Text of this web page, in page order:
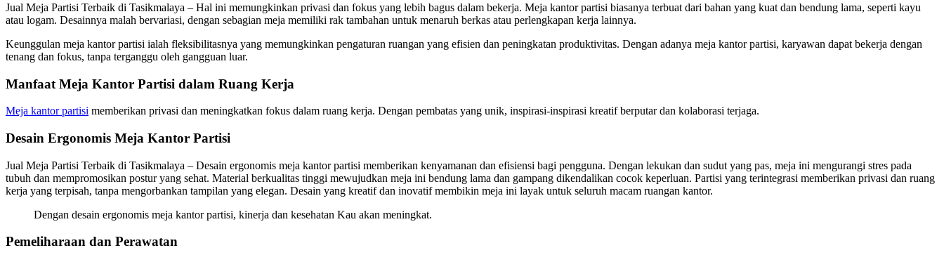
Jual Meja Partisi Terbaik di Tasikmalaya – Hal ini memungkinkan privasi dan fokus yang lebih bagus dalam bekerja. Meja kantor partisi biasanya terbuat dari bahan yang kuat dan bendung lama, seperti kayu
atau logam. Desainnya malah bervariasi, dengan sebagian meja memiliki rak tambahan untuk menaruh berkas atau perlengkapan kerja lainnya.
Keunggulan meja kantor partisi ialah fleksibilitasnya yang memungkinkan pengaturan ruangan yang efisien dan peningkatan produktivitas. Dengan adanya meja kantor partisi, karyawan dapat bekerja dengan
tenang dan fokus, tanpa terganggu oleh gangguan luar.
Manfaat Meja Kantor Partisi dalam Ruang Kerja
Meja kantor partisi memberikan privasi dan meningkatkan fokus dalam ruang kerja. Dengan pembatas yang unik, inspirasi-inspirasi kreatif berputar dan kolaborasi terjaga.
Desain Ergonomis Meja Kantor Partisi
Jual Meja Partisi Terbaik di Tasikmalaya – Desain ergonomis meja kantor partisi memberikan kenyamanan dan efisiensi bagi pengguna. Dengan lekukan dan sudut yang pas, meja ini mengurangi stres pada
tubuh dan mempromosikan postur yang sehat. Material berkualitas tinggi mewujudkan meja ini bendung lama dan gampang dikendalikan cocok keperluan. Partisi yang terintegrasi memberikan privasi dan ruang
kerja yang terpisah, tanpa mengorbankan tampilan yang elegan. Desain yang kreatif dan inovatif membikin meja ini layak untuk seluruh macam ruangan kantor.
Dengan desain ergonomis meja kantor partisi, kinerja dan kesehatan Kau akan meningkat.
Pemeliharaan dan Perawatan